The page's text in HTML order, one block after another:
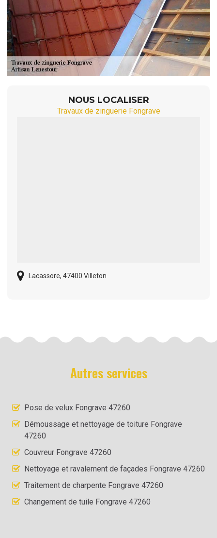
NOUS LOCALISER
Travaux de zinguerie Fongrave
Lacassore, 47400 Villeton
Autres services
Pose de velux Fongrave 47260
Démoussage et nettoyage de toiture Fongrave
47260
Couvreur Fongrave 47260
Nettoyage et ravalement de façades Fongrave 47260
Traitement de charpente Fongrave 47260
Changement de tuile Fongrave 47260